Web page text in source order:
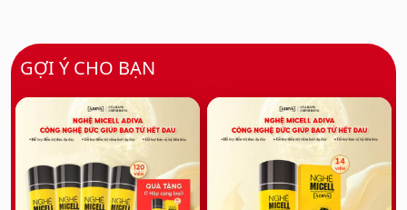
GỢI Ý CHO BẠN